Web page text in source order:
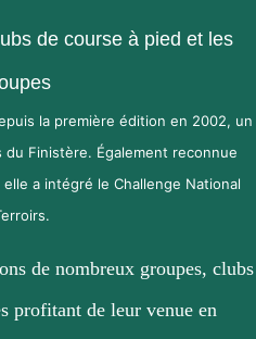
de course à pied et les
la première édition en 2002, un
Finistère. Également reconnue
a intégré le Challenge National
de nombreux groupes, clubs
profitant de leur venue en